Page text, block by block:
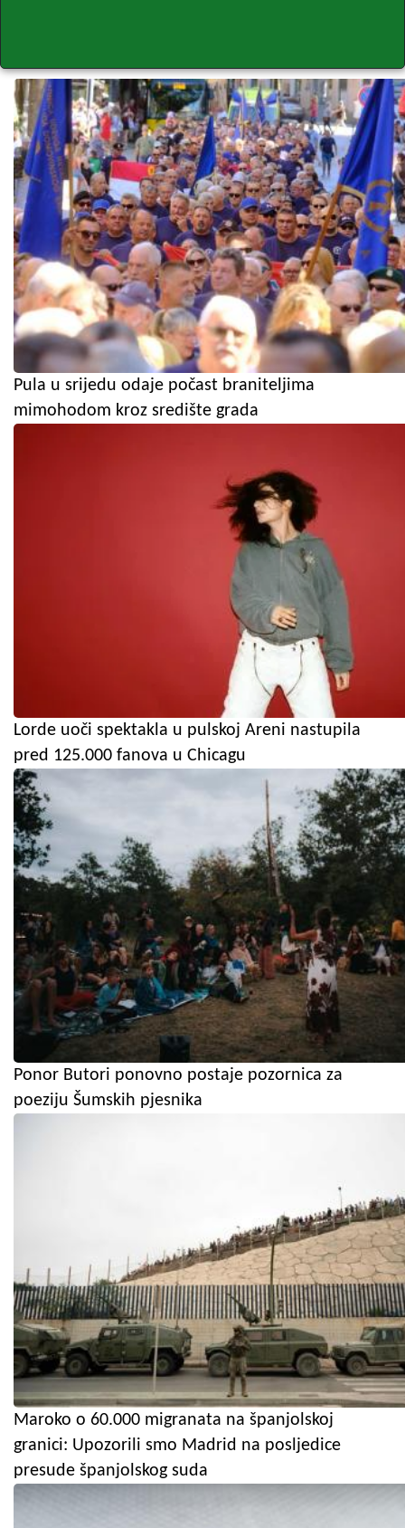
Pula u srijedu odaje počast braniteljima
mimohodom kroz središte grada
Lorde uoči spektakla u pulskoj Areni nastupila
pred 125.000 fanova u Chicagu
Ponor Butori ponovno postaje pozornica za
poeziju Šumskih pjesnika
Maroko o 60.000 migranata na španjolskoj
granici: Upozorili smo Madrid na posljedice
presude španjolskog suda